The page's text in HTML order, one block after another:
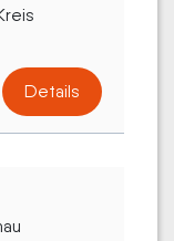
Details